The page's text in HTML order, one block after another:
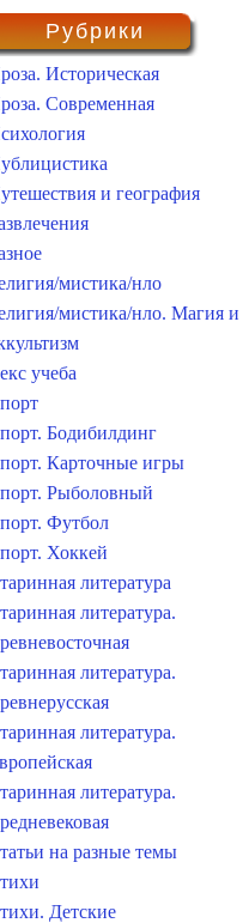
Рубрики
Историческая
Современная
и география
мистика/нло
мистика/нло. Магия и
учеба
Бодибилдинг
Карточные игры
Рыболовный
Футбол
Хоккей
литература
литература.
литература.
литература.
литература.
на разные темы
Детские